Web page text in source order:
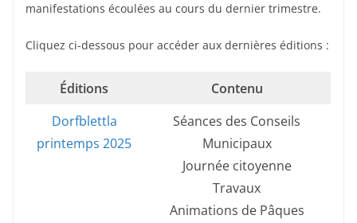
manifestations écoulées au cours du dernier trimestre.
Cliquez ci-dessous pour accéder aux dernières éditions :
Éditions
Contenu
Dorfblettla
printemps 2025
Séances des Conseils
Municipaux
Journée citoyenne
Travaux
Animations de Pâques